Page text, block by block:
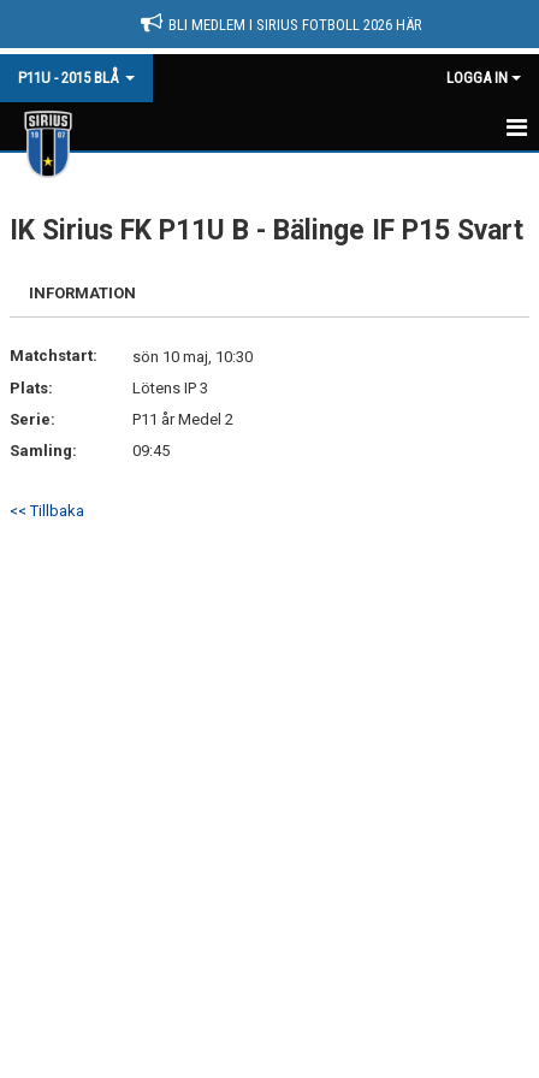
BLI MEDLEM I SIRIUS FOTBOLL 2026 HÄR
P11U - 2015 BLÅ LOGGA IN
HEM
NYHETER
TRUPPEN
IK Sirius FK P11U B - Bälinge IF P15 Svart
INFORMATION
Matchstart:
sön 10 maj, 10:30
Plats:
Lötens IP 3
Serie:
P11 år Medel 2
Samling:
09:45
<< Tillbaka